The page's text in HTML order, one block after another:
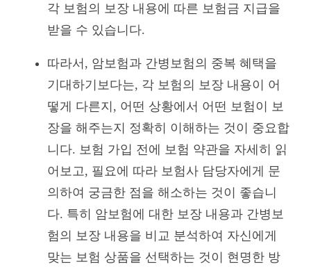
각 보험의 보장 내용에 따른 보험금 지급을
받을 수 있습니다.
따라서, 암보험과 간병보험의 중복 혜택을
기대하기보다는, 각 보험의 보장 내용이 어
떻게 다른지, 어떤 상황에서 어떤 보험이 보
장을 해주는지 정확히 이해하는 것이 중요합
니다. 보험 가입 전에 보험 약관을 자세히 읽
어보고, 필요에 따라 보험사 담당자에게 문
의하여 궁금한 점을 해소하는 것이 좋습니
다. 특히 암보험에 대한 보장 내용과 간병보
험의 보장 내용을 비교 분석하여 자신에게
맞는 보험 상품을 선택하는 것이 현명한 방